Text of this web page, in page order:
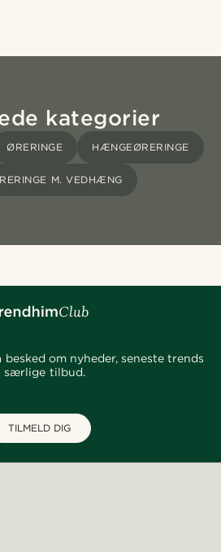
kategorier
ØRERINGE HÆNGEØRERINGE
M. VEDHÆNG
om nyheder, seneste trends
særlige tilbud.
TILMELD DIG